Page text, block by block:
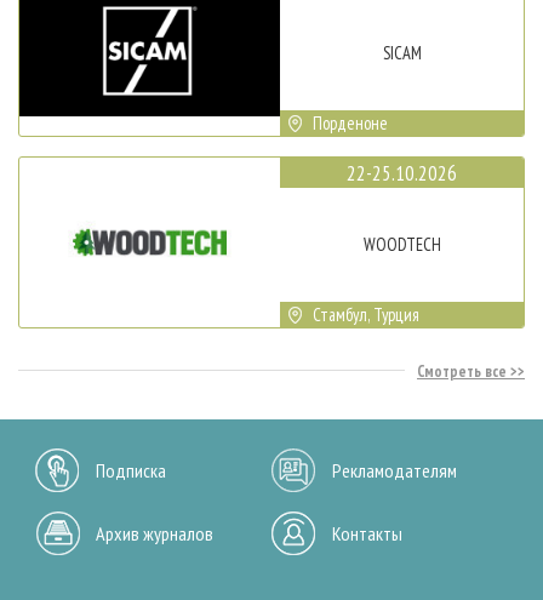
SICAM
Порденоне
22-25.10.2026
WOODTECH
Стамбул, Турция
Смотреть все
Подписка Рекламодателям
Архив журналов Контакты